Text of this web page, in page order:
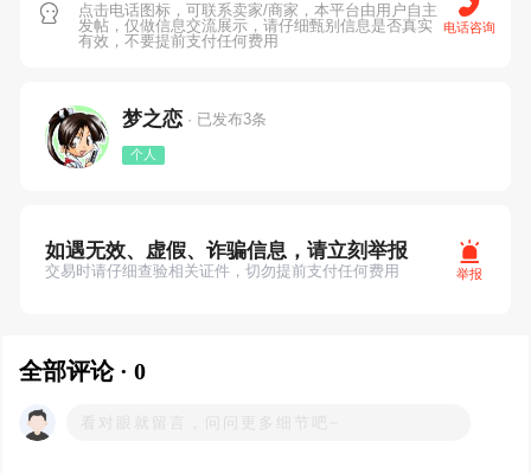
点击电话图标，可联系卖家/商家，本平台由用户自主
发帖，仅做信息交流展示，请仔细甄别信息是否真实
有效，不要提前支付任何费用
电话咨询
梦之恋 · 已发布3条
个人
如遇无效、虚假、诈骗信息，请立刻举报
交易时请仔细查验相关证件，切勿提前支付任何费用 举报
全部评论 · 0